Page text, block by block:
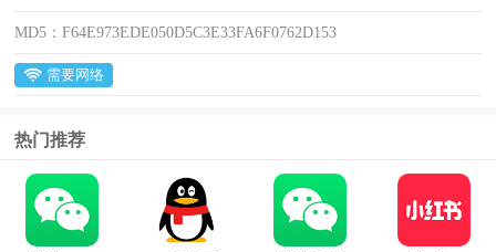
MD5：F64E973EDE050D5C3E33FA6F0762D153
需要网络
热门推荐